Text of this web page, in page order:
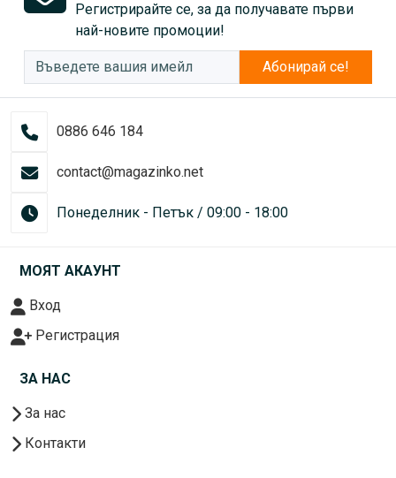
Регистрирайте се, за да получавате първи
най-новите промоции!
Абонирай се!
0886 646 184
contact@magazinko.net
Понеделник - Петък / 09:00 - 18:00
МОЯТ АКАУНТ
Вход
Регистрация
ЗА НАС
За нас
Контакти